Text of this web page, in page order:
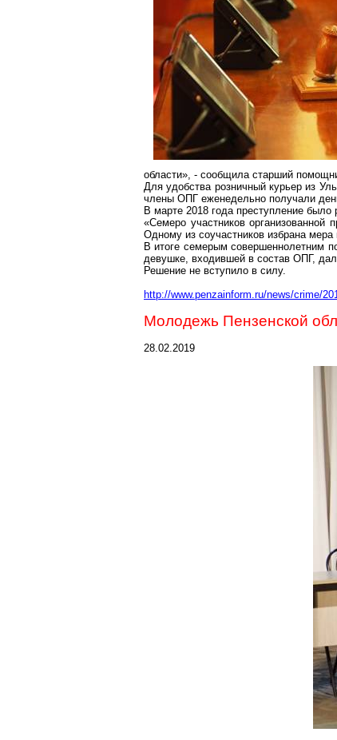
области», - сообщила старший
Для удобства розничный курьер из
члены ОПГ еженедельно получали
В марте 2018 года преступление
«Семеро участников
Одному из соучастников избрана
В итоге семерым совершеннолетним
девушке, входившей в состав ОПГ,
Решение не вступило в силу.
http://www.penzainform.ru/news/crime/
Молодежь Пензенской
28.02.2019